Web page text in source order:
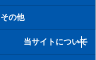
その他
当サイトについて